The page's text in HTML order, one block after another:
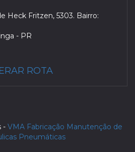
Heck Fritzen, 5303. Bairro:
- PR
ROTA
- VMA Fabricação Manutenção de
Pneumáticas